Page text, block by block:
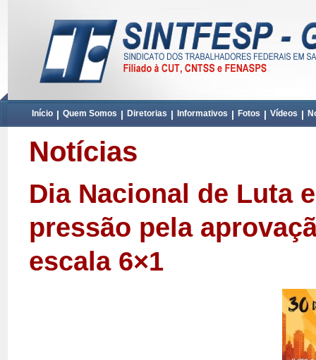
Início | Quem Somos | Diretorias | Informativos | Fotos | Vídeos |
Notícias
Dia Nacional de Luta
pressão pela
escala 6×1